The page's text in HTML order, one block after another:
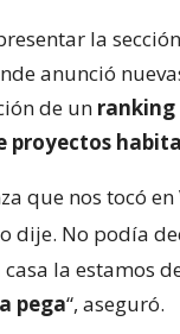
la
anunció
de un ranking
proyectos
que nos tocó
dije. No podía
casa la estamos
pega“, aseguró.